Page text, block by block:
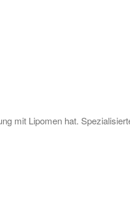
mit Lipomen hat.